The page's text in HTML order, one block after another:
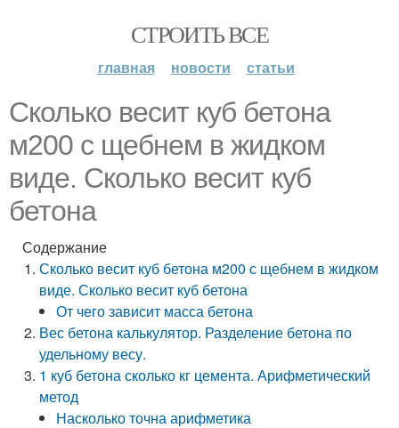
СТРОИТЬ ВСЕ
главная новости статьи
Сколько весит куб бетона
м200 с щебнем в жидком
виде. Сколько весит куб
бетона
Содержание
Сколько весит куб бетона м200 с щебнем в жидком
виде. Сколько весит куб бетона
От чего зависит масса бетона
Вес бетона калькулятор. Разделение бетона по
удельному весу.
1 куб бетона сколько кг цемента. Арифметический
метод
Насколько точна арифметика